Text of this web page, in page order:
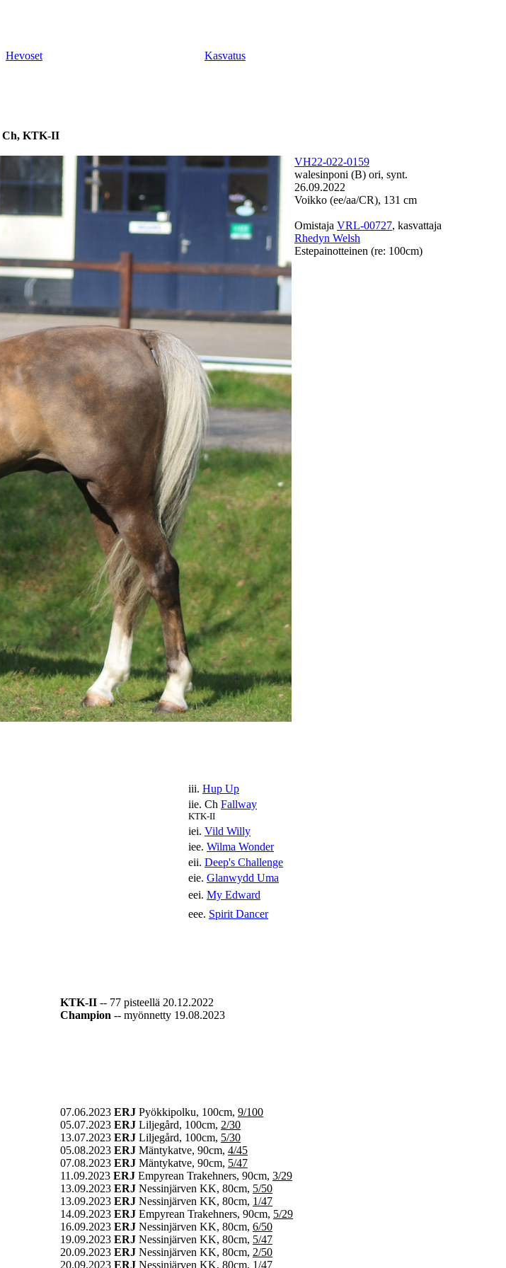
Hevoset Kasvatus
Ch, KTK-II
VH22-022-0159
walesinponi (B) ori, synt.
26.09.2022
Voikko (ee/aa/CR), 131 cm
Omistaja VRL-00727, kasvattaja
Rhedyn Welsh
Estepainotteinen (re: 100cm)
iii. Hup Up
iie. Ch Fallway
KTK-II
iei. Vild Willy
iee. Wilma Wonder
eii. Deep's Challenge
eie. Glanwydd Uma
eei. My Edward
eee. Spirit Dancer
KTK-II -- 77 pisteellä 20.12.2022
Champion -- myönnetty 19.08.2023
07.06.2023 ERJ Pyökkipolku, 100cm, 9/100
05.07.2023 ERJ Liljegård, 100cm, 2/30
13.07.2023 ERJ Liljegård, 100cm, 5/30
05.08.2023 ERJ Mäntykatve, 90cm, 4/45
07.08.2023 ERJ Mäntykatve, 90cm, 5/47
11.09.2023 ERJ Empyrean Trakehners, 90cm, 3/29
13.09.2023 ERJ Nessinjärven KK, 80cm, 5/50
13.09.2023 ERJ Nessinjärven KK, 80cm, 1/47
14.09.2023 ERJ Empyrean Trakehners, 90cm, 5/29
16.09.2023 ERJ Nessinjärven KK, 80cm, 6/50
19.09.2023 ERJ Nessinjärven KK, 80cm, 5/47
20.09.2023 ERJ Nessinjärven KK, 80cm, 2/50
20.09.2023 ERJ Nessinjärven KK, 80cm, 1/47